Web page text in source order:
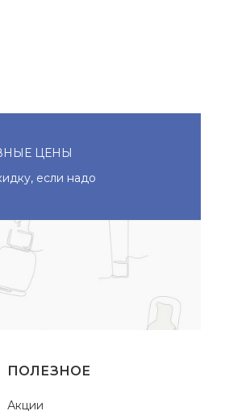
ЦЕНЫ
если надо
ПОЛЕЗНОЕ
Акции